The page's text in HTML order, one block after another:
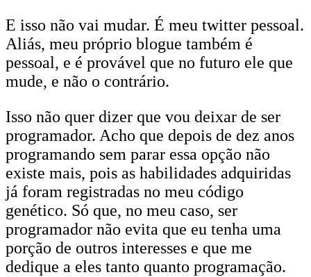
E isso não vai mudar. É meu twitter pessoal.
Aliás, meu próprio blogue também é
pessoal, e é provável que no futuro ele que
mude, e não o contrário.
Isso não quer dizer que vou deixar de ser
programador. Acho que depois de dez anos
programando sem parar essa opção não
existe mais, pois as habilidades adquiridas
já foram registradas no meu código
genético. Só que, no meu caso, ser
programador não evita que eu tenha uma
porção de outros interesses e que me
dedique a eles tanto quanto programação.